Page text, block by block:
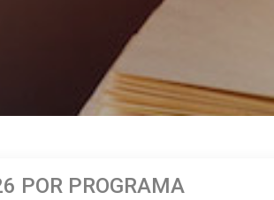
POR PROGRAMA